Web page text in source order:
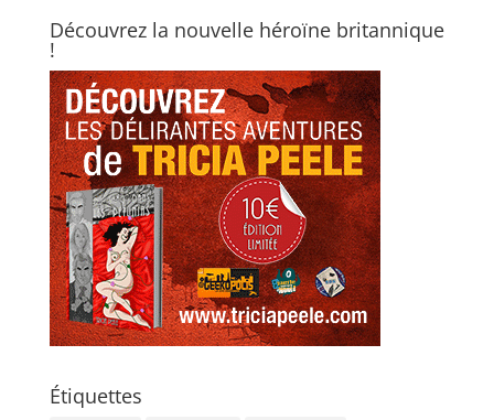
Découvrez la nouvelle héroïne britannique
!
Étiquettes